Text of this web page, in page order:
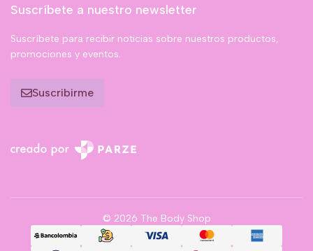
Suscríbete a nuestro newsletter
Suscríbete para recibir noticias sobre nuestros productos,
promociones y eventos.
Suscribirme
© 2026 The Body Shop